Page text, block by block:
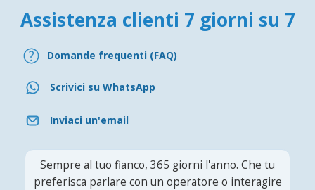
Assistenza clienti 7 giorni su 7
Domande frequenti (FAQ)
Scrivici su WhatsApp
Inviaci un'email
Sempre al tuo fianco, 365 giorni l'anno. Che tu
preferisca parlare con un operatore o interagire